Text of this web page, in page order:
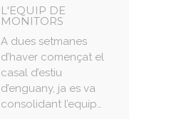
L'EQUIP DE
MONITORS
A dues setmanes
d’haver començat el
casal d’estiu
d’enguany, ja es va
consolidant l’equip…